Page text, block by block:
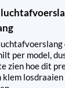
per model,
zien hoe dit
klem